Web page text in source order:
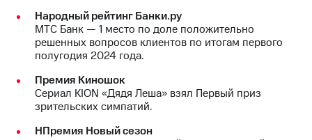
Народный рейтинг Банки.ру
МТС Банк — 1 место по доле положительно
решенных вопросов клиентов по итогам первого
полугодия 2024 года.
Премия Киношок
Сериал KION «Дядя Леша» взял Первый приз
зрительских симпатий.
НПремия Новый сезон